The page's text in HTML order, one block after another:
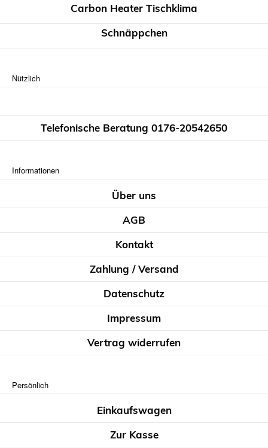
Carbon Heater Tischklima
Schnäppchen
Nützlich
Telefonische Beratung 0176-20542650
Informationen
Über uns
AGB
Kontakt
Zahlung / Versand
Datenschutz
Impressum
Vertrag widerrufen
Persönlich
Einkaufswagen
Zur Kasse